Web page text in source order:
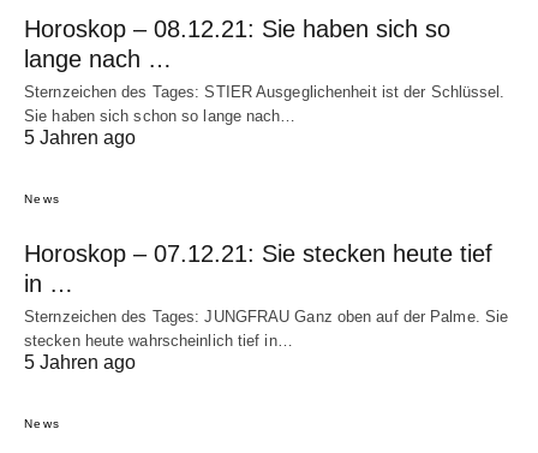
Horoskop – 08.12.21: Sie haben sich so
lange nach …
Sternzeichen des Tages: STIER Ausgeglichenheit ist der Schlüssel.
Sie haben sich schon so lange nach…
5 Jahren ago
News
Horoskop – 07.12.21: Sie stecken heute tief
in …
Sternzeichen des Tages: JUNGFRAU Ganz oben auf der Palme. Sie
stecken heute wahrscheinlich tief in…
5 Jahren ago
News